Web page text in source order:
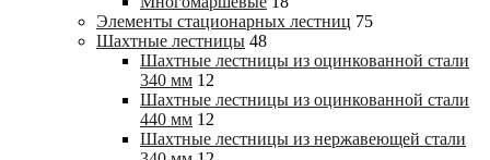
Элементы стационарных лестниц 75
Шахтные лестницы 48
Шахтные лестницы из оцинкованной стали
340 мм 12
Шахтные лестницы из оцинкованной стали
440 мм 12
Шахтные лестницы из нержавеющей стали